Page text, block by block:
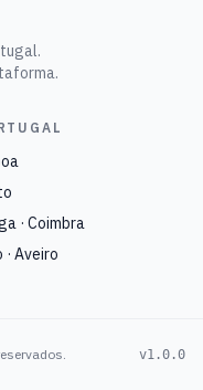
· Coimbra
· Aveiro
v1.0.0